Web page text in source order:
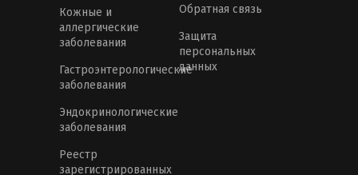
Кожные и
аллергические
заболевания
Гастроэнтерологические
заболевания
Эндокринологические
заболевания
Реестр
зарегистрированных
Обратная связь
Защита
персональных
данных